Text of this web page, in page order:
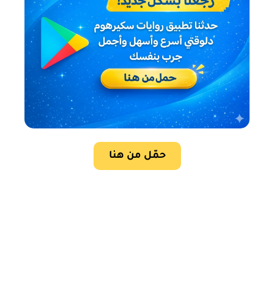
حمّل من هنا